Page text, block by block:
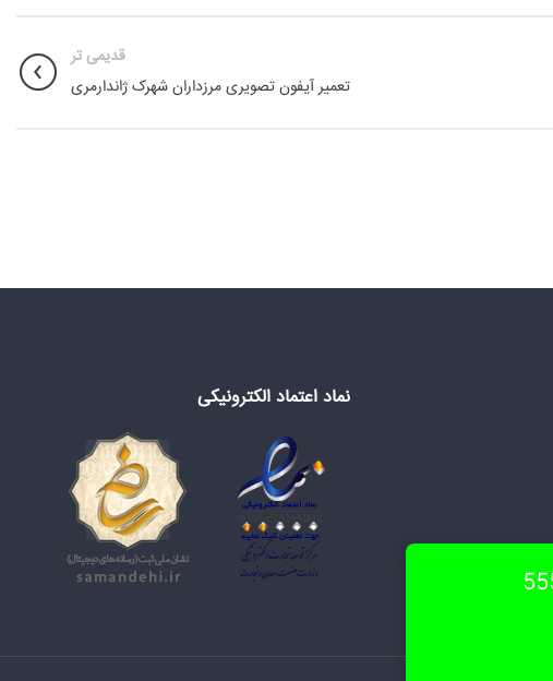
قدیمی تر
تعمیر آیفون تصویری مرزداران شهرک ژاندارمری
نماد اعتماد الکترونیکی